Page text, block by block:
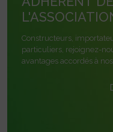
Constructeurs,
particuliers, rejoignez-
avantages accordés à